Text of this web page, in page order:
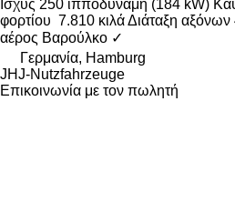
Ισχύς 250 ίπποδύναμη (184 kW)
φορτίου 7.810 κιλάΔιάταξη αξόνων
αέρος Βαρούλκο ✓
Γερμανία, Hamburg
JHJ-Nutzfahrzeuge
Επικοινωνία με τον πωλητή